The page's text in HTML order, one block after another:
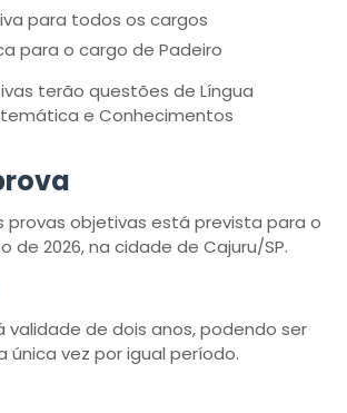
para todos os cargos
para o cargo de Padeiro
terão questões de Língua
e Conhecimentos
provas objetivas está prevista para o
de 2026, na cidade de Cajuru/SP.
validade de dois anos, podendo ser
única vez por igual período.